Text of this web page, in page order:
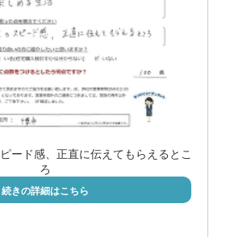
ード感、正直に伝えてもらえるとこ
ろ
続きの詳細はこちら